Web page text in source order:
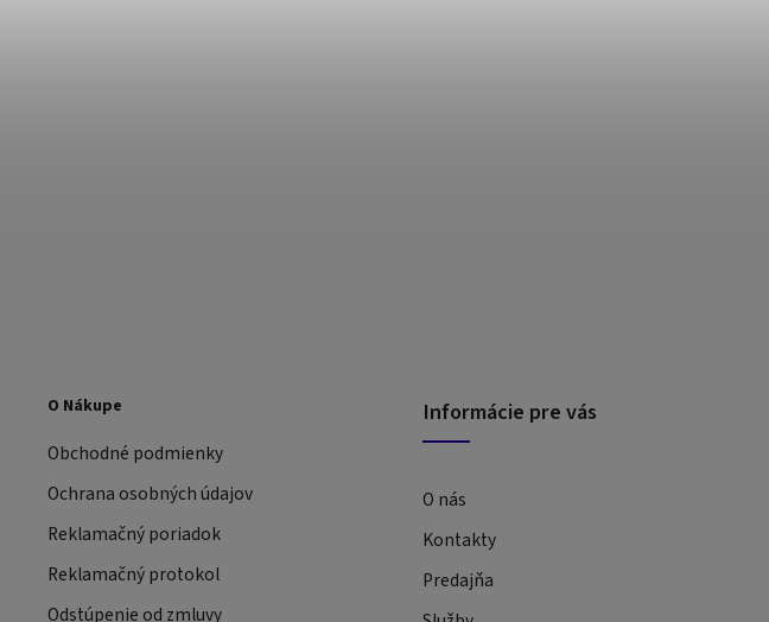
O Nákupe
Obchodné podmienky
Ochrana osobných údajov
Reklamačný poriadok
Reklamačný protokol
Odstúpenie od zmluvy
Informácie pre vás
O nás
Kontakty
Predajňa